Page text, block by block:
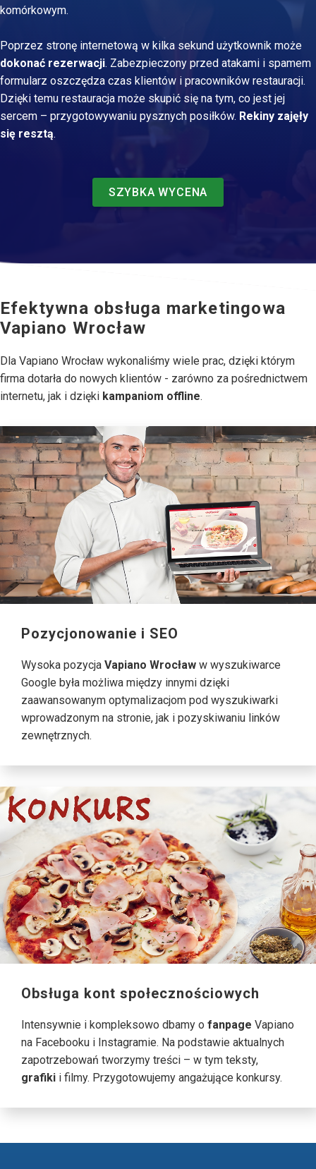
komórkowym.
Poprzez stronę internetową w kilka sekund użytkownik może
dokonać rezerwacji. Zabezpieczony przed atakami i spamem
formularz oszczędza czas klientów i pracowników restauracji.
Dzięki temu restauracja może skupić się na tym, co jest jej
sercem – przygotowywaniu pysznych posiłków. Rekiny zajęły
się resztą.
SZYBKA WYCENA
Efektywna obsługa marketingowa
Vapiano Wrocław
Dla Vapiano Wrocław wykonaliśmy wiele prac, dzięki którym
firma dotarła do nowych klientów - zarówno za pośrednictwem
internetu, jak i dzięki kampaniom offline.
Pozycjonowanie i SEO
Wysoka pozycja Vapiano Wrocław w wyszukiwarce
Google była możliwa między innymi dzięki
zaawansowanym optymalizacjom pod wyszukiwarki
wprowadzonym na stronie, jak i pozyskiwaniu linków
zewnętrznych.
Obsługa kont społecznościowych
Intensywnie i kompleksowo dbamy o fanpage Vapiano
na Facebooku i Instagramie. Na podstawie aktualnych
zapotrzebowań tworzymy treści – w tym teksty,
grafiki i filmy. Przygotowujemy angażujące konkursy.